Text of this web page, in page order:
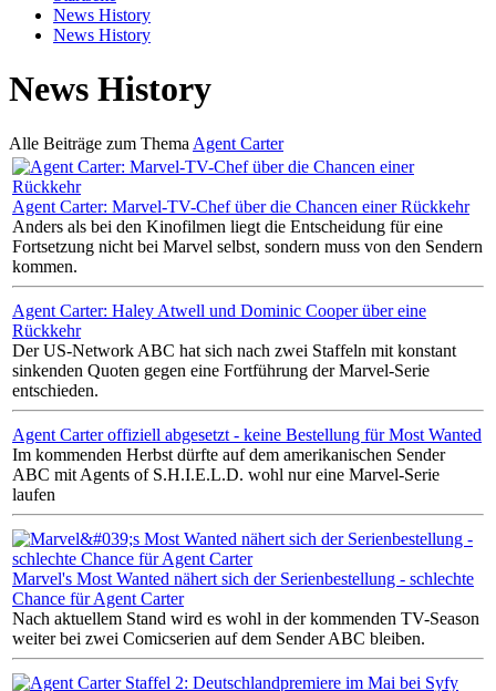
News History
News History
News History
Alle Beiträge zum Thema Agent Carter
Agent Carter: Marvel-TV-Chef über die Chancen einer Rückkehr
Anders als bei den Kinofilmen liegt die Entscheidung für eine
Fortsetzung nicht bei Marvel selbst, sondern muss von den Sendern
kommen.
Agent Carter: Haley Atwell und Dominic Cooper über eine
Rückkehr
Der US-Network ABC hat sich nach zwei Staffeln mit konstant
sinkenden Quoten gegen eine Fortführung der Marvel-Serie
entschieden.
Agent Carter offiziell abgesetzt - keine Bestellung für Most Wanted
Im kommenden Herbst dürfte auf dem amerikanischen Sender
ABC mit Agents of S.H.I.E.L.D. wohl nur eine Marvel-Serie
laufen
Marvel's Most Wanted nähert sich der Serienbestellung - schlechte
Chance für Agent Carter
Nach aktuellem Stand wird es wohl in der kommenden TV-Season
weiter bei zwei Comicserien auf dem Sender ABC bleiben.